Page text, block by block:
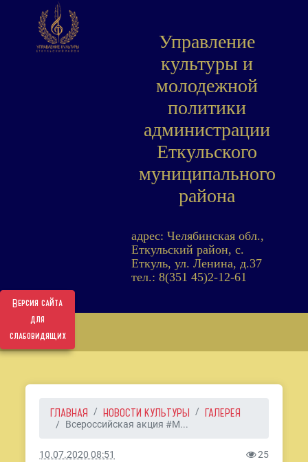
Версия сайта
для
слабовидящих
Управление
культуры и
молодежной
политики
администрации
Еткульского
муниципального
района
адрес: Челябинская обл.,
Еткульский район, с.
Еткуль, ул. Ленина, д.37
тел.: 8(351 45)2-12-61
ГЛАВНАЯ НОВОСТИ КУЛЬТУРЫ ГАЛЕРЕЯ
Всероссийская акция #М...
10.07.2020 08:51 25